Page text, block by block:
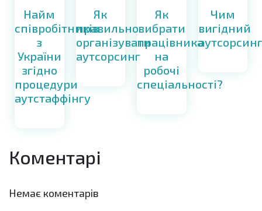
Найм
співробітників
з
України
згідно
процедури
аутстаффінгу
Як
правильно
організувати
аутсорсинг
Як
вибрати
працівника
на
робочі
спеціальності?
Чим
вигідний
аутсорсинг
Коментарі
Немає коментарів